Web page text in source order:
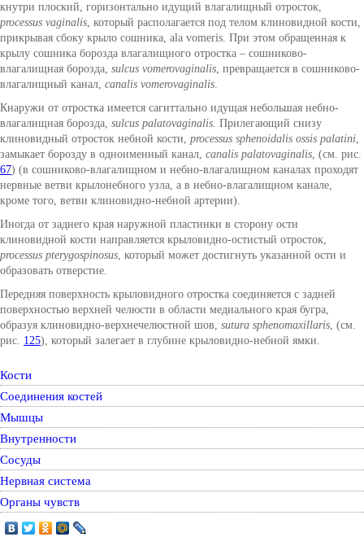
кнутри плоский, горизонтально идущий влагалищный отросток,
processus vaginalis, который располагается под телом клиновидной кости,
прикрывая сбоку крыло сошника, ala vomeris. При этом обращенная к
крылу сошника борозда влагалищного отростка – сошниково-
влагалищная борозда, sulcus vomerovaginalis, превращается в сошниково-
влагалищный канал, canalis vomerovaginalis.
Кнаружи от отростка имеется сагиттально идущая небольшая небно-
влагалищная борозда, sulcus palatovaginalis. Прилегающий снизу
клиновидный отросток небной кости, processus sphenoidalis ossis palatini,
замыкает борозду в одноименный канал, canalis palatovaginalis, (см. рис.
67) (в сошниково-влагалищном и небно-влагалищном каналах проходят
нервные ветви крылонебного узла, а в небно-влагалищном канале,
кроме того, ветви клиновидно-небной артерии).
Иногда от заднего края наружной пластинки в сторону ости
клиновидной кости направляется крыловидно-остистый отросток,
processus pterygospinosus, который может достигнуть указанной ости и
образовать отверстие.
Передняя поверхность крыловидного отростка соединяется с задней
поверхностью верхней челюсти в области медиального края бугра,
образуя клиновидно-верхнечелюстной шов, sutura sphenomaxillaris, (см.
рис. 125), который залегает в глубине крыловидно-небной ямки.
Кости
Соединения костей
Мышцы
Внутренности
Сосуды
Нервная система
Органы чувств